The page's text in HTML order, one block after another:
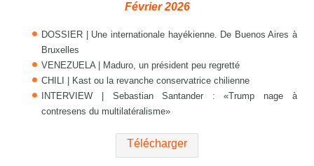
Février 2026
DOSSIER | Une internationale hayékienne. De Buenos Aires à
Bruxelles
VENEZUELA | Maduro, un président peu regretté
CHILI | Kast ou la revanche conservatrice chilienne
INTERVIEW | Sebastian Santander : «Trump nage à
contresens du multilatéralisme»
Télécharger